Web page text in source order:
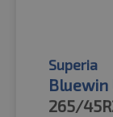
Superia
Bluewin
265/